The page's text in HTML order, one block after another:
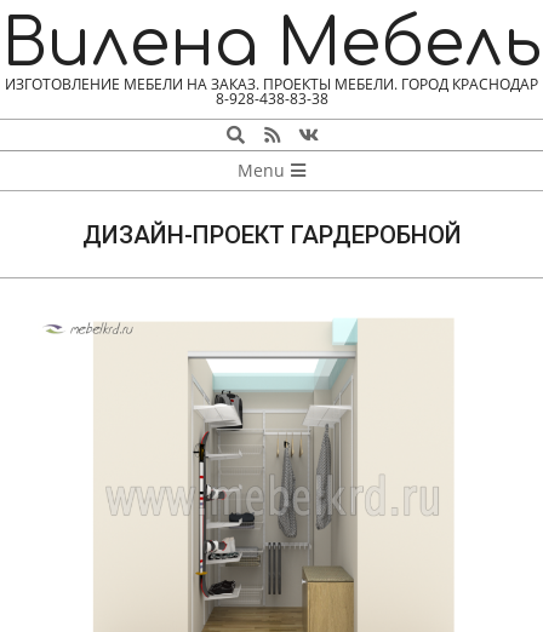
Skip
to
content
Вилена Мебель
ИЗГОТОВЛЕНИЕ МЕБЕЛИ НА ЗАКАЗ. ПРОЕКТЫ МЕБЕЛИ. ГОРОД КРАСНОДАР
8-928-438-83-38
Search
MENU
Menu
ДИЗАЙН-ПРОЕКТ ГАРДЕРОБНОЙ